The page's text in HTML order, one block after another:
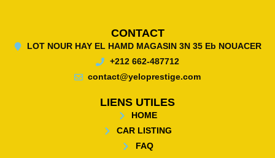
CONTACT
LOT NOUR HAY EL HAMD MAGASIN 3N 35 Eb NOUACER
+212 662-487712
contact@yeloprestige.com
LIENS UTILES
HOME
CAR LISTING
FAQ